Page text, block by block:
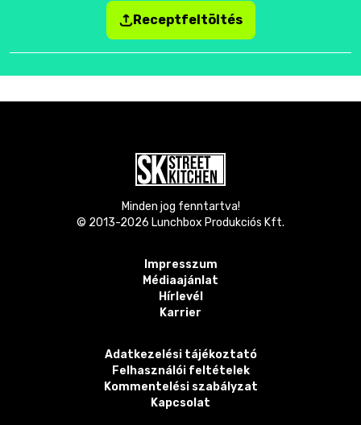
Receptfeltöltés
Minden jog fenntartva!
© 2013-2026 Lunchbox Produkciós Kft.
Impresszum
Médiaajánlat
Hírlevél
Karrier
Adatkezelési tájékoztató
Felhasználói feltételek
Kommentelési szabályzat
Kapcsolat